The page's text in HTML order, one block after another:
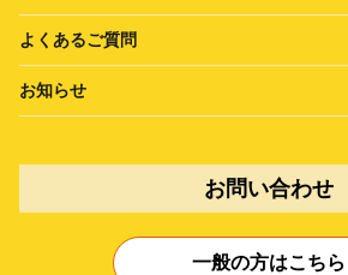
よくあるご質問
お知らせ
お問い合わせ
一般の方はこちら